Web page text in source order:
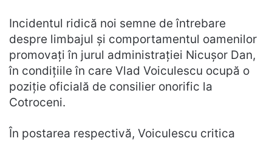
Incidentul ridică noi semne de întrebare
despre limbajul și comportamentul oamenilor
promovați în jurul administrației Nicușor Dan,
în condițiile în care Vlad Voiculescu ocupă o
poziție oficială de consilier onorific la
Cotroceni.
În postarea respectivă, Voiculescu critica